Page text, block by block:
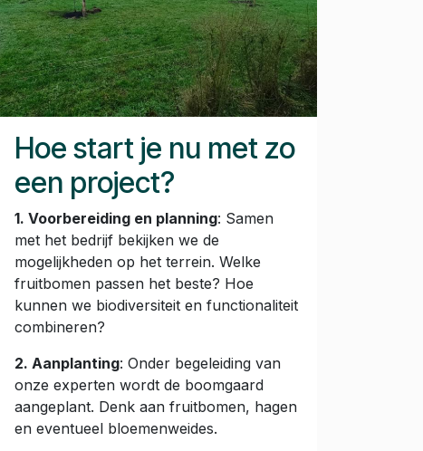
Hoe start je nu met zo
een project?
1. Voorbereiding en planning: Samen
met het bedrijf bekijken we de
mogelijkheden op het terrein. Welke
fruitbomen passen het beste? Hoe
kunnen we biodiversiteit en functionaliteit
combineren?
2. Aanplanting: Onder begeleiding van
onze experten wordt de boomgaard
aangeplant. Denk aan fruitbomen, hagen
en eventueel bloemenweides.